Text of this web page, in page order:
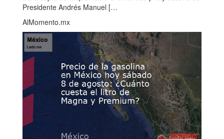
Presidente Andrés Manuel […
AlMomento.mx